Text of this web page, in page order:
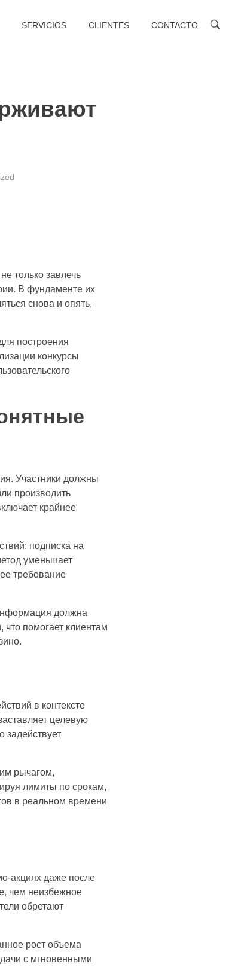
SERVICIOS CLIENTES CONTACTO
только завлечь
В фундаменте их
снова и опять,
построения
конкурсы
Участники должны
производить
крайнее
подписка на
уменьшает
требование
должна
помогает клиентам
в контексте
целевую
задействует
рычагом,
лимиты по срокам,
в реальном времени
акциях даже после
чем неизбежное
обретают
рост объема
с мгновенными